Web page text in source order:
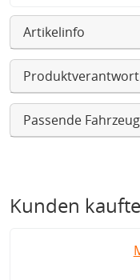
Artikelinfo
Passende
Kunden